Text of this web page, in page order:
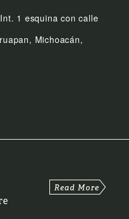
1 esquina con calle
Michoacán,